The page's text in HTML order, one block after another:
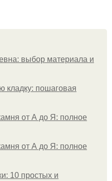
выбор материала и
кладку: пошаговая
от А до Я: полное
от А до Я: полное
10 простых и